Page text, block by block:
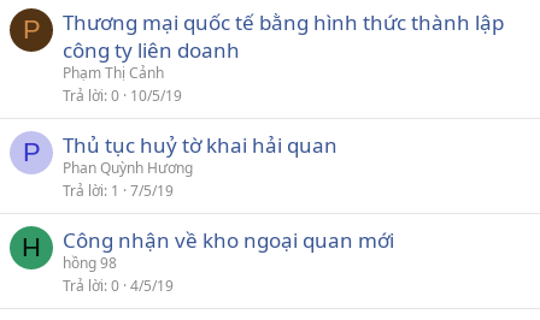
P
Thương mại quốc tế bằng hình thức thành lập
công ty liên doanh
Phạm Thị Cảnh
Trả lời 0 10/5/19
P Thủ tục huỷ tờ khai hải quan
Phan Quỳnh Hương
Trả lời 1 7/5/19
H Công nhận về kho ngoại quan mới
hồng 98
Trả lời 0 4/5/19